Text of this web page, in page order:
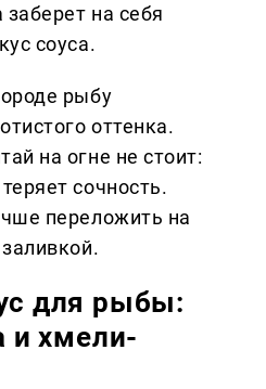
на себя
соуса.
рыбу
оттенка.
на огне не стоит:
сочность.
переложить на
для рыбы:
и хмели-